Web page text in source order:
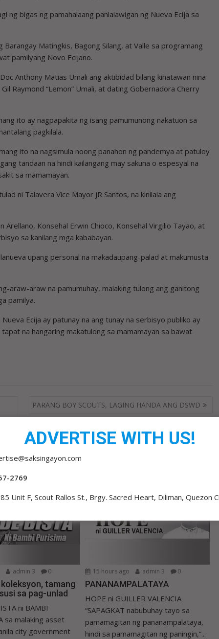
ng bigas ng pamahalaang panlalawigan ng Nueva Ecija sa
Matingkis, Bagong Silang, at Valle sa programang
pamilyang Novo Ecijano.
Anthony Matias Umali ang aktibidad bilang kinatawan nina
Raymond “Lemon” Umali, at dating Gobernadora Cherry
ito ay nagpapakita ng isang pamumunong nakatuon sa
pagkilala.
ito na nagsimula noong panahon ng pandemya at patuloy
tandaan na hindi kailangang may sakuna o espesyal na
sa mamamayan.
ni Talavera Vice Mayor JR Santos, na kinilala ang
Arellano, Konsehal Erwin Chioco, Konsehal Virgilio Tayao, at
sa kanilang mga kababayan.
upang personal na makadaupang-palad at makumusta
araw-araw na pamumuhay, malaking tulong ang ganitong
pamilya.
Ecija ay patunay na ang tunay na serbisyo publiko ay
na hangaring makatulong sa mamamayan sa bawat
PARANG BOY SCOUTS, LAGING HANDA ANG DSWD
admin 3 0
tamang
sa pag-unlad
ni BAMBI
sa malaking asset
city government
15 hours ago admin 3 0
PANANAMPALATAYA
HOPE ni GUILLER VALENCIA
“SAPAGKAT nabubuhay tayo sa
pamamagitan ng pananampalataya,
hindi sa pamamagitan ng paningin,”...
ADVERTISE WITH US!
2769
Unit F, Scout Rallos St., Brgy. Sacred Heart, Diliman, Quezon